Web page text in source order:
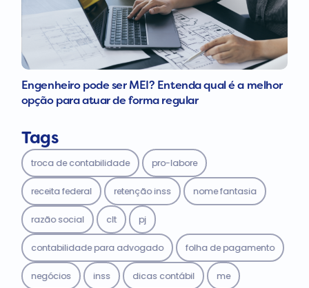
Engenheiro pode ser MEI? Entenda qual é a melhor
opção para atuar de forma regular
Tags
troca de contabilidade pro-labore
receita federal retenção inss nome fantasia
razão social clt pj
contabilidade para advogado folha de pagamento
negócios inss dicas contábil me